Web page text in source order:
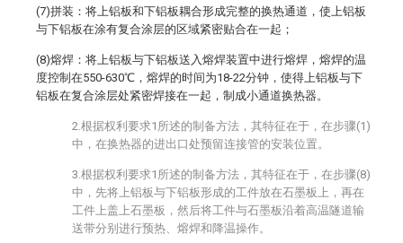
(7)拼装：将上铝板和下铝板耦合形成完整的换热通道，使上铝板
与下铝板在涂有复合涂层的区域紧密贴合在一起；
(8)熔焊：将上铝板与下铝板送入熔焊装置中进行熔焊，熔焊的温
度控制在550-630℃，熔焊的时间为18-22分钟，使得上铝板与下
铝板在复合涂层处紧密焊接在一起，制成小通道换热器。
2.根据权利要求1所述的制备方法，其特征在于，在步骤(1)
中，在换热器的进出口处预留连接管的安装位置。
3.根据权利要求1所述的制备方法，其特征在于，在步骤(8)
中，先将上铝板与下铝板形成的工件放在石墨板上，再在
工件上盖上石墨板，然后将工件与石墨板沿着高温隧道输
送带分别进行预热、熔焊和降温操作。